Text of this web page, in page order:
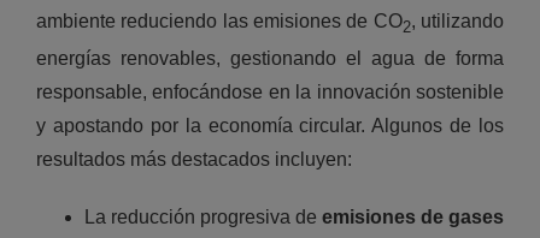
ambiente reduciendo las emisiones de CO2, utilizando
energías renovables, gestionando el agua de forma
responsable, enfocándose en la innovación sostenible
y apostando por la economía circular. Algunos de los
resultados más destacados incluyen:
La reducción progresiva de emisiones de gases